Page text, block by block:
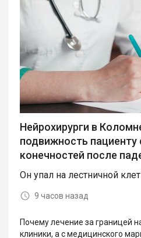
Нейрохирурги в
подвижность пациенту
конечностей после
Он упал на лестничной
9 часов назад
Почему лечение за границей
клиники, а с медицинского